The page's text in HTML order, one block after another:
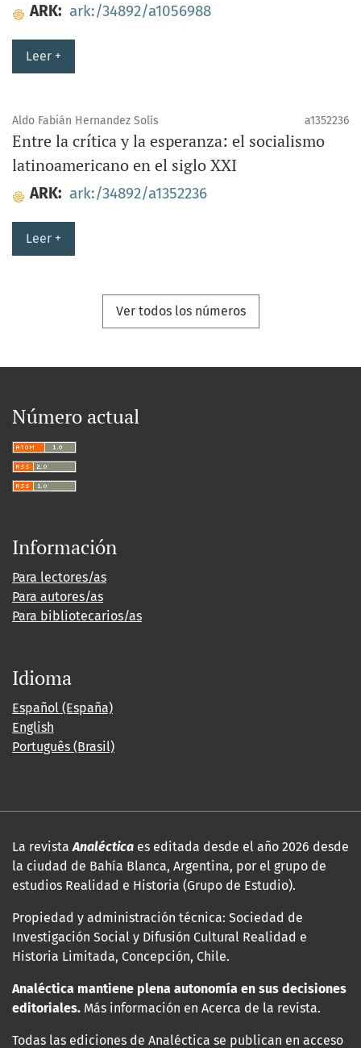
ARK: ark:/34892/a1056988
Leer +
Aldo Fabián Hernandez Solís a1352236
Entre la crítica y la esperanza: el socialismo
latinoamericano en el siglo XXI
ARK: ark:/34892/a1352236
Leer +
Ver todos los números
Número actual
Información
Para lectores/as
Para autores/as
Para bibliotecarios/as
Idioma
Español (España)
English
Português (Brasil)
La revistaAnaléctica es editada desde el año 2026 desde
la ciudad de Bahía Blanca, Argentina, por el grupo de
estudios Realidad e Historia (Grupo de Estudio).
Propiedad y administración técnica: Sociedad de
Investigación Social y Difusión Cultural Realidad e
Historia Limitada, Concepción, Chile.
Analéctica mantiene plena autonomía en sus decisiones
editoriales. Más información en Acerca de la revista.
Todas las ediciones de Analéctica se publican en acceso